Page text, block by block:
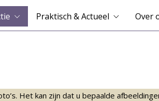
Praktisch & Actueel Over
Het kan zijn dat u bepaalde